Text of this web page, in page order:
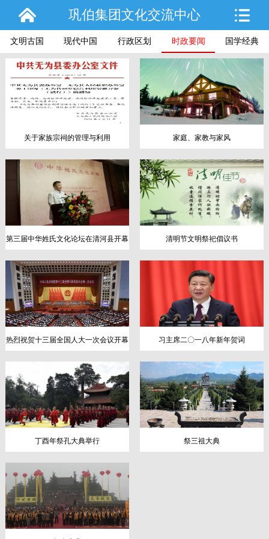
巩伯集团文化交流中心
文明古国 现代中国 行政区划 时政要闻 国学经典
关于家族宗祠的管理与利用 家庭、家教与家风
第三届中华姓氏文化论坛在清河县开幕 清明节文明祭祀倡议书
热烈祝贺十三届全国人大一次会议开幕 习主席二〇一八年新年贺词
丁酉年祭孔大典举行 祭三祖大典